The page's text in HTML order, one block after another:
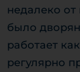
недалеко
было
работает
регулярно